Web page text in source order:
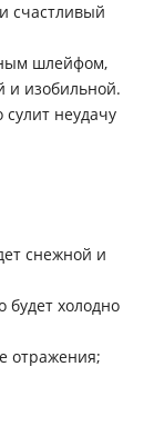
счастливый
шлейфом,
и изобильной.
сулит неудачу
снежной и
будет холодно
отражения;